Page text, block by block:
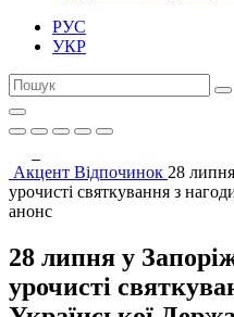
РУС
УКР
Акцент Відпочинок 28
урочисті святкування з
анонс
28 липня у
урочисті